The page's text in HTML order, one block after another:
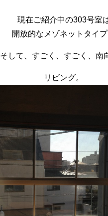
現在ご紹介中の303号室
開放的なメゾネットタイプ
そして、すごく、すごく、南
リビング。